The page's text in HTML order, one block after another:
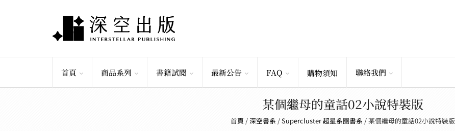
首頁 商品系列 書籍試閱 最新公告 FAQ 購物須知 聯絡我們
某個繼母的童話02小說特裝版
首頁 /深空書系 /Supercluster 超星系團書系 /某個繼母的童話02小說特裝版